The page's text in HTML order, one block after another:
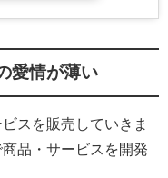
愛情が薄い
スを販売していきま
品・サービスを開発